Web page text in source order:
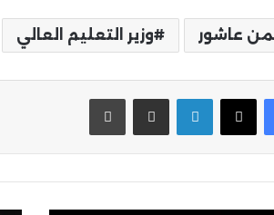
عاشور وزير التعليم العالي
فيسبوك
‫X لينكدإن مشاركة عبر البريد طباعة